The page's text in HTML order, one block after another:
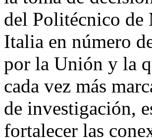
del Politécnico de
Italia en número
por la Unión y la
cada vez más
de investigación,
fortalecer las